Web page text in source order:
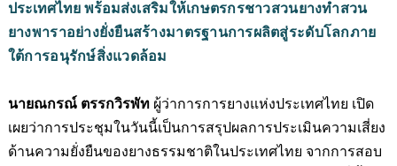
ประเทศไทย พร้อมส่งเสริมให้เกษตรกรชาวสวนยางทำสวน
ยางพาราอย่างยั่งยืนสร้างมาตรฐานการผลิตสู่ระดับโลกภาย
ใต้การอนุรักษ์สิ่งแวดล้อม
นายณกรณ์ ตรรกวิรพัทผู้ว่าการการยางแห่งประเทศไทย เปิด
เผยว่าการประชุมในวันนี้เป็นการสรุปผลการประเมินความเสี่ยง
ด้านความยั่งยืนของยางธรรมชาติในประเทศไทย จากการสอบ